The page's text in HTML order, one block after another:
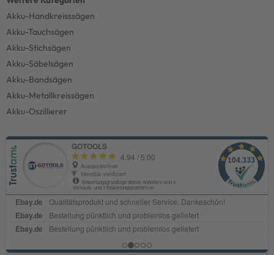
Akku-Handkreisssägen
Akku-Tauchsägen
Akku-Stichsägen
Akku-Säbelsägen
Akku-Bandsägen
Akku-Metallkreissägen
Akku-Oszillierer